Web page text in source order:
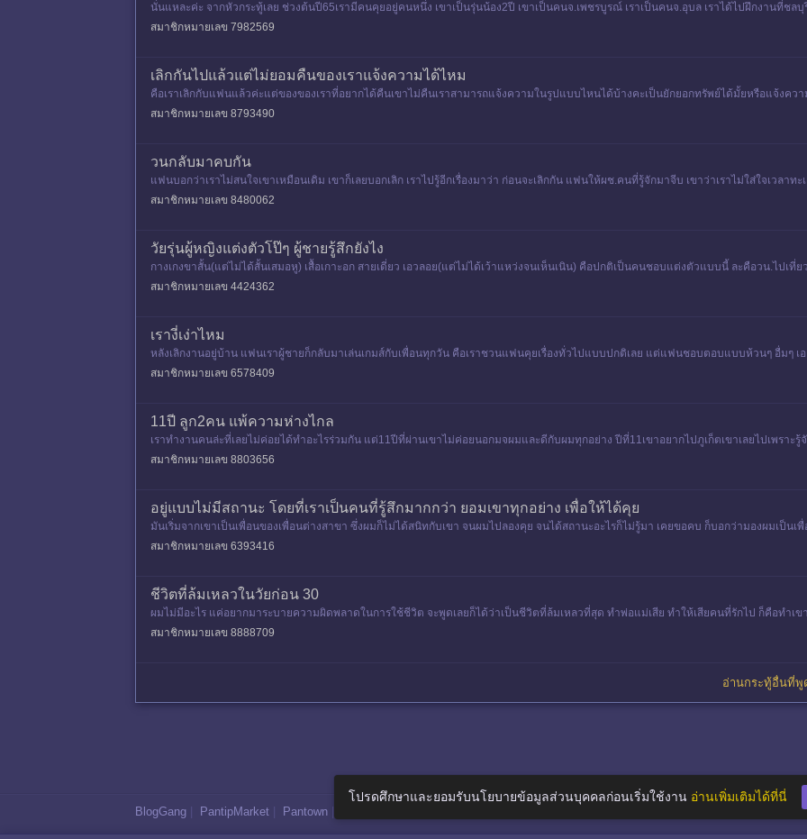
นั่นแหละค่ะ จากหัวกระทู้เลย ช่วงต้นปี65เรามีคนคุยอยู่คนหนึ่ง เขาเป็นรุ่นน้อง2ปี เขาเป็นคนจ.เพชรบูรณ์ เราเป็นคนจ.อุบล เราได้ไปฝึกงานที่ชล
องอา
สมาชิกหมายเลข 7982569
เลิกกันไปแล้วแต่ไม่ยอมคืนของเราแจ้งความได้ไหม
คือเราเลิกกับแฟนแล้วค่ะแต่ของของเราที่อยากได้คืนเขาไม่คืนเราสามารถแจ้งความในรูปแบบไหนได้บ้างคะเป็นยักยอกทรัพย์ได้มั้ยหรือแจ้งควา
อสิ่งของให้ยืมใช้ไม่ได
สมาชิกหมายเลข 8793490
วนกลับมาคบกัน
แฟนบอกว่าเราไม่สนใจเขาเหมือนเดิม เขาก็เลยบอกเลิก เราไปรู้อีกเรื่องมาว่า ก่อนจะเลิกกัน แฟนให้ผช.คนที่รู้จักมาจีบ เขาว่าเราไม่ใส่ใจเวล
ด้รัก เราจุกอกม
สมาชิกหมายเลข 8480062
วัยรุ่นผู้หญิงแต่งตัวโป๊ๆ ผู้ชายรู้สึกยังไง
กางเกงขาสั้น(แต่ไม่ได้สั้นเสมอหู) เสื้อเกาะอก สายเดี่ยว เอวลอย(แต่ไม่ได้เว้าแหว่งจนเห็นเนิน) คือปกติเป็นคนชอบแต่งตัวแบบนี้ ละคือวน.ไปเ
ส่มั
สมาชิกหมายเลข 4424362
เรางี่เง่าไหม
หลังเลิกงานอยู่บ้าน แฟนเราผู้ชายก็กลับมาเล่นเกมส์กับเพื่อนทุกวัน คือเราชวนแฟนคุยเรื่องทั่วไปแบบปกติเลย แต่แฟนชอบตอบแบบห้วนๆ อื่มๆ เ
แบบประชด แล้วก็ลาม
สมาชิกหมายเลข 6578409
11ปี ลูก2คน แพ้ความห่างไกล
เราทำงานคนล่ะที่เลยไม่ค่อยได้ทำอะไรร่วมกัน แต่11ปีที่ผ่านเขาไม่ค่อยนอกมจผมและดีกับผมทุกอย่าง ปีที่11เขาอยากไปภูเก็ตเขาเลยไปเพรา
ใจผม เขาแค่อยาก
สมาชิกหมายเลข 8803656
อยู่แบบไม่มีสถานะ โดยที่เราเป็นคนที่รู้สึกมากกว่า ยอมเขาทุกอย่าง เพื่อให้ได้คุย
มันเริ่มจากเขาเป็นเพื่อนของเพื่อนต่างสาขา ซึ่งผมก็ไม่ได้สนิทกับเขา จนผมไปลองคุย จนได้สถานะอะไรก็ไม่รู้มา เคยขอคบ ก็บอกว่ามองผมเป็น
นด้วยกัน อยู่ด้วยก
สมาชิกหมายเลข 6393416
ชีวิตที่ล้มเหลวในวัยก่อน 30
ผมไม่มีอะไร แค่อยากมาระบายความผิดพลาดในการใช้ชีวิต จะพูดเลยก็ได้ว่าเป็นชีวิตที่ล้มเหลวที่สุด ทำพ่อแม่เสีย ทำให้เสียคนที่รักไป ก็คือทำเข
กๆผมไม่เคยคิ
สมาชิกหมายเลข 8888709
อ่านกระทู้อื่นที่
BlogGang PantipMarket Pantown
โปรดศึกษาและยอมรับนโยบายข้อมูลส่วนบุคคลก่อนเริ่มใช้งาน อ่านเพิ่มเติมได้ที่นี่